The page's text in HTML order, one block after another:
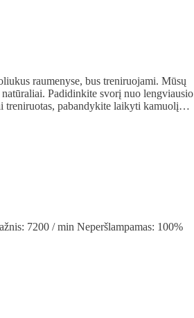
raumenyse, bus treniruojami. Mūsų
Padidinkite svorį nuo lengviausio
treniruotas, pabandykite laikyti kamuolį…
7200 / min Neperšlampamas: 100%